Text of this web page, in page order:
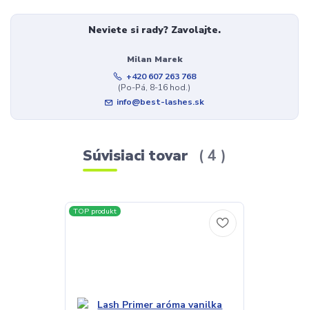
Neviete si rady? Zavolajte.
Milan Marek
+420 607 263 768
(Po-Pá, 8-16 hod.)
info@best-lashes.sk
Súvisiaci tovar 4
TOP produkt